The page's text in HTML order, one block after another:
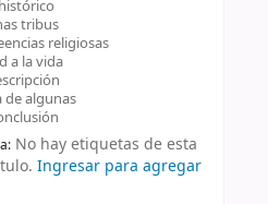
tribus
religiosas
a la vida
algunas
No hay etiquetas de esta
Ingresar para agregar